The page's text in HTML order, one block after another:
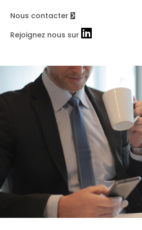
Nous contacter
Rejoignez nous sur